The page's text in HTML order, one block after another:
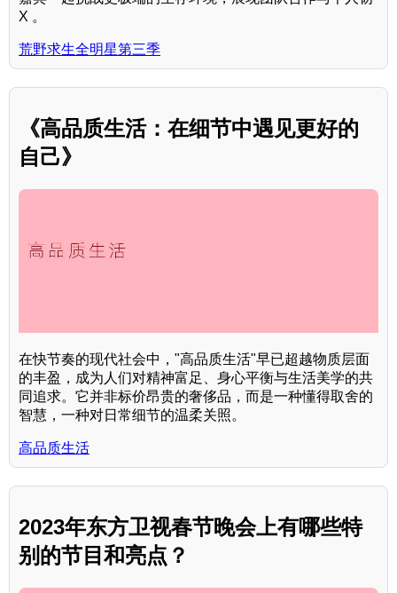
X 。
荒野求生全明星第三季
《高品质生活：在细节中遇见更好的
自己》
在快节奏的现代社会中，"高品质生活"早已超越物质层面
的丰盈，成为人们对精神富足、身心平衡与生活美学的共
同追求。它并非标价昂贵的奢侈品，而是一种懂得取舍的
智慧，一种对日常细节的温柔关照。
高品质生活
2023年东方卫视春节晚会上有哪些特
别的节目和亮点？